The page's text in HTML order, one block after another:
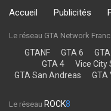
Accueil Publicités
Le réseau GTA Network
GTANF GTA 6
GTA 4
Vice City
GTA San Andreas
GTA
Le réseau ROCK8